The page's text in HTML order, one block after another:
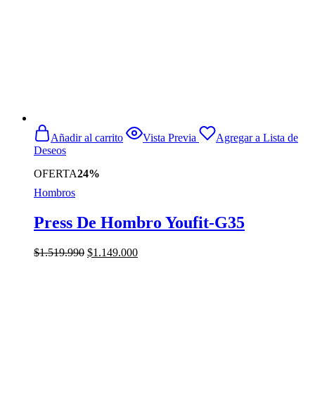
OFERTA24%
Añadir al carrito Vista Previa
Agregar a Lista de
Deseos
Hombros
Press De Hombro Youfit-G35
$1.519.990 El
$1.149.000El